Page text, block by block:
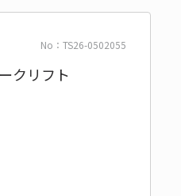
No：TS26-0502055
クリフト